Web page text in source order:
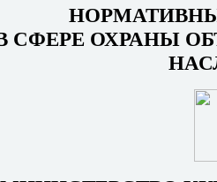
СФЕРЕ ОХРАНЫ